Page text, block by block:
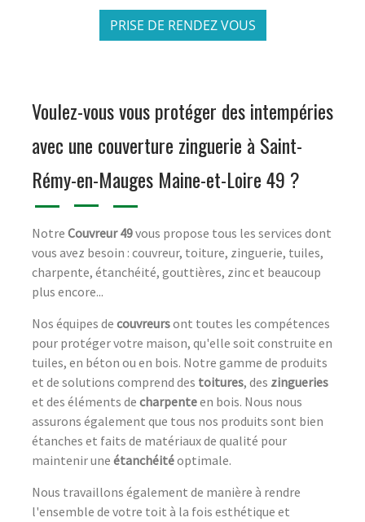
PRISE DE RENDEZ VOUS
Voulez-vous vous protéger des intempéries
avec une couverture zinguerie à Saint-
Rémy-en-Mauges Maine-et-Loire 49 ?
Notre Couvreur 49vous propose tous les services dont
vous avez besoin : couvreur, toiture, zinguerie, tuiles,
charpente, étanchéité, gouttières, zinc et beaucoup
plus encore...
Nos équipes de couvreursont toutes les compétences
pour protéger votre maison, qu'elle soit construite en
tuiles, en béton ou en bois. Notre gamme de produits
et de solutions comprend des toitures, des zingueries
et des éléments de charpenteen bois. Nous nous
assurons également que tous nos produits sont bien
étanches et faits de matériaux de qualité pour
maintenir une étanchéitéoptimale.
Nous travaillons également de manière à rendre
l'ensemble de votre toit à la fois esthétique et